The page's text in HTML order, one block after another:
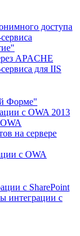
доступа
APACHE
для IIS
Форме"
с OWA 2013
на сервере
с OWA
с SharePoint
интеграции с